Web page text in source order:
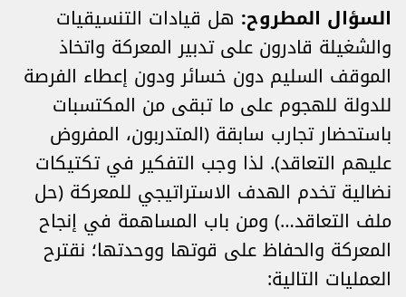
السؤال المطروح: هل قيادات التنسيقيات
والشغيلة قادرون على تدبير المعركة واتخاذ
الموقف السليم دون خسائر ودون إعطاء الفرصة
للدولة للهجوم على ما تبقى من المكتسبات
باستحضار تجارب سابقة (المتدربون، المفروض
عليهم التعاقد). لذا وجب التفكير في تكتيكات
نضالية تخدم الهدف الاستراتيجي للمعركة (حل
ملف التعاقد…) ومن باب المساهمة في إنجاح
المعركة والحفاظ على قوتها ووحدتها؛ نقترح
العمليات التالية: